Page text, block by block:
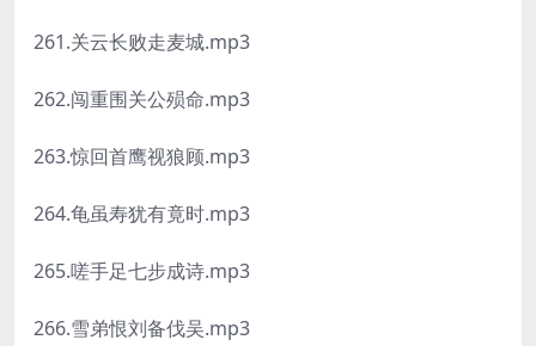
261.关云长败走麦城.mp3
262.闯重围关公殒命.mp3
263.惊回首鹰视狼顾.mp3
264.龟虽寿犹有竟时.mp3
265.嗟手足七步成诗.mp3
266.雪弟恨刘备伐吴.mp3